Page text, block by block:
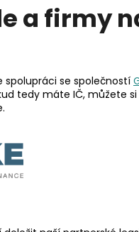
a firmy
se společností
tedy máte IČ, můžete